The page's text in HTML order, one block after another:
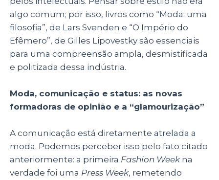
algo comum; por isso, livros como “Moda: uma
filosofia”, de Lars Svenden e “O Império do
Efêmero”, de Gilles Lipovestky são essenciais
para uma compreensão ampla, desmistificada
e politizada dessa indústria.
Moda, comunicação e status: as novas
formadoras de opinião e a “glamourização”
A comunicação está diretamente atrelada a
moda. Podemos perceber isso pelo fato citado
anteriormente: a primeira Fashion Weekna
verdade foi uma Press Week, remetendo